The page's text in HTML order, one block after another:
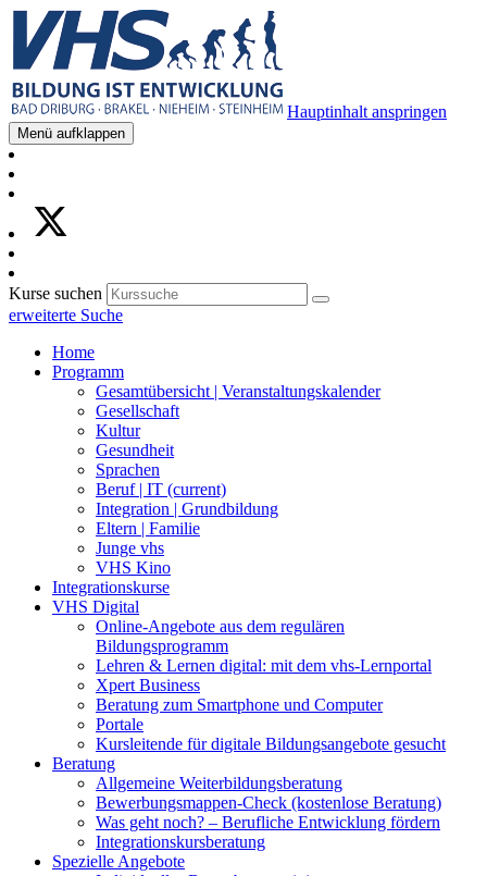
Hauptinhalt anspringen
Menü aufklappen
Kurse suchen
erweiterte Suche
Home
Programm
Gesamtübersicht | Veranstaltungskalender
Gesellschaft
Kultur
Gesundheit
Sprachen
Beruf | IT (current)
Integration | Grundbildung
Eltern | Familie
Junge vhs
VHS Kino
Integrationskurse
VHS Digital
Online-Angebote aus dem regulären
Bildungsprogramm
Lehren & Lernen digital: mit dem vhs-Lernportal
Xpert Business
Beratung zum Smartphone und Computer
Portale
Kursleitende für digitale Bildungsangebote gesucht
Beratung
Allgemeine Weiterbildungsberatung
Bewerbungsmappen-Check (kostenlose Beratung)
Was geht noch? – Berufliche Entwicklung fördern
Integrationskursberatung
Spezielle Angebote